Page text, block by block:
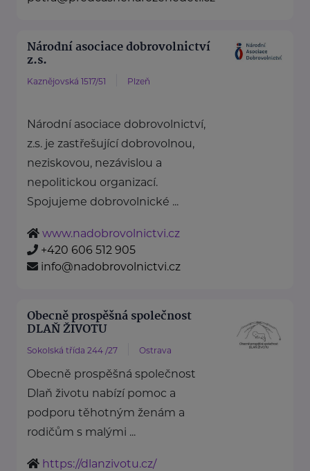
Národní asociace dobrovolnictví
z.s.
Kaznějovská 1517/51 Plzeň
Národní asociace dobrovolnictví,
z.s. je zastřešující dobrovolnou,
neziskovou, nezávislou a
nepolitickou organizací.
Spojujeme dobrovolnické ...
www.nadobrovolnictvi.cz
+420 606 512 905
info@nadobrovolnictvi.cz
Obecně prospěšná společnost
DLAŇ ŽIVOTU
Sokolská třída 244 /27 Ostrava
Obecně prospěšná společnost
Dlaň životu nabízí pomoc a
podporu těhotným ženám a
rodičům s malými ...
https://dlanzivotu.cz/